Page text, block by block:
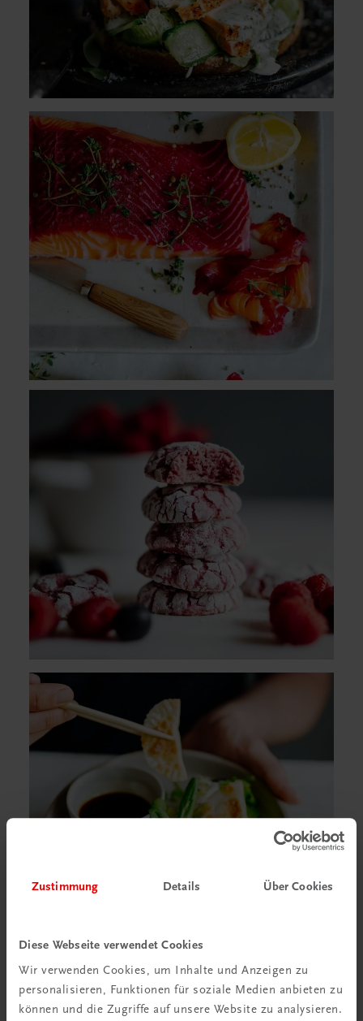
Zustimmung Details Über Cookies
Diese Webseite verwendet Cookies
Wir verwenden Cookies, um Inhalte und Anzeigen zu
personalisieren, Funktionen für soziale Medien anbieten zu
können und die Zugriffe auf unsere Website zu analysieren.
Zur Leseprobe